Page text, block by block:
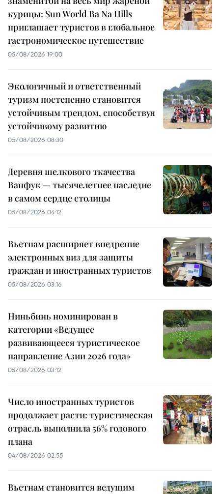
курицы: Sun World Ba Na Hills
приглашает туристов в глобальное
гастрономическое путешествие
05/08/2026 19:00
Экологичный и ответственный
туризм постепенно становится
устойчивым трендом, способствуя
устойчивому развитию
05/08/2026 08:30
Деревня шелкового ткачества
Ванфук — тысячелетнее наследие
в самом сердце столицы
05/08/2026 04:12
Вьетнам расширяет внедрение
электронных виз для защиты
граждан и иностранных туристов
05/08/2026 03:16
Ниньбинь номинирован в
категории «Ведущее
развивающееся туристическое
направление Азии 2026 года»
05/08/2026 03:12
Число иностранных туристов
продолжает расти: туристическая
отрасль выполнила 56% годового
плана
04/08/2026 02:55
Вьетнам становится ведущим